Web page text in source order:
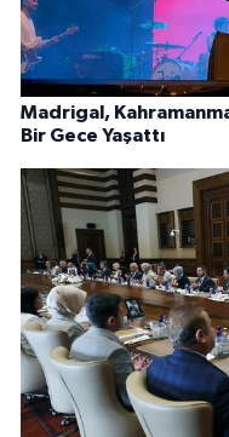
Madrigal,
Bir Gece Yaşattı